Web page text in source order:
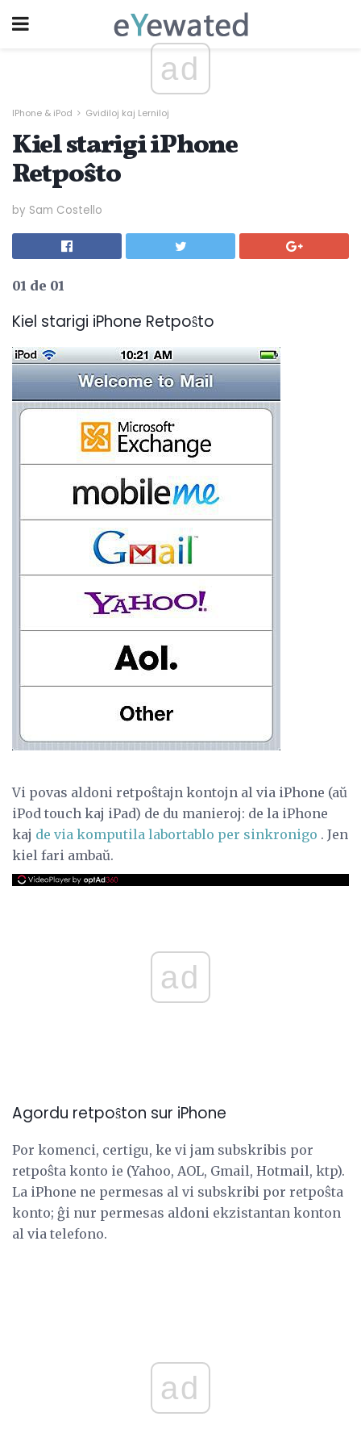
ad
IPhone & iPod Gvidiloj kaj Lerniloj
Kiel starigi iPhone
Retpoŝto
by Sam Costello
01 de 01
Kiel starigi iPhone Retpoŝto
Vi povas aldoni retpoŝtajn kontojn al via iPhone (aŭ
iPod touch kaj iPad) de du manieroj: de la iPhone
kaj de via komputila labortablo per sinkronigo . Jen
kiel fari ambaŭ.
ad
Agordu retpoŝton sur iPhone
Por komenci, certigu, ke vi jam subskribis por
retpoŝta konto ie (Yahoo, AOL, Gmail, Hotmail, ktp).
La iPhone ne permesas al vi subskribi por retpoŝta
konto; ĝi nur permesas aldoni ekzistantan konton
al via telefono.
ad